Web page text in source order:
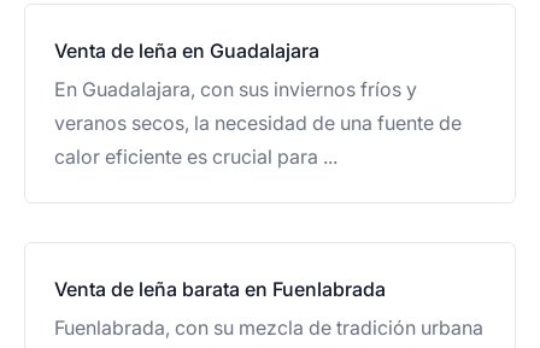
Venta de leña en Guadalajara
En Guadalajara, con sus inviernos fríos y
veranos secos, la necesidad de una fuente de
calor eficiente es crucial para ...
Venta de leña barata en Fuenlabrada
Fuenlabrada, con su mezcla de tradición urbana